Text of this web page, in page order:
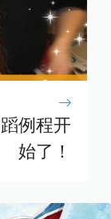
例程开
始了！